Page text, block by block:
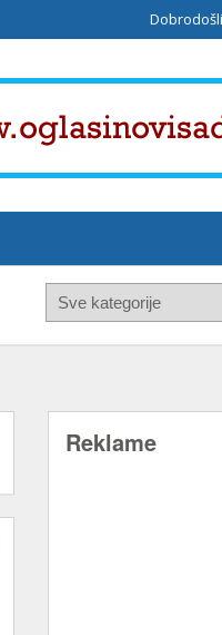
Reklame